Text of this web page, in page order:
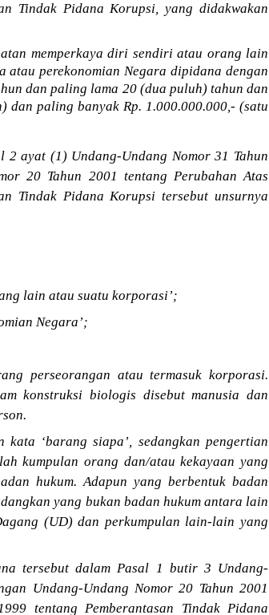
Tindak Pidana Korupsi, yang didakwakan
memperkaya diri sendiri atau orang lain
perekonomian Negara dipidana dengan
dan paling lama 20 (dua puluh) tahun dan
paling banyak Rp. 1.000.000.000,- (satu
2 ayat (1) Undang-Undang Nomor 31 Tahun
20 Tahun 2001 tentang Perubahan Atas
Tindak Pidana Korupsi tersebut unsurnya
lain atau suatu korporasi’;
Negara’;
perseorangan atau termasuk korporasi.
konstruksi biologis disebut manusia dan
kata ‘barang siapa’, sedangkan pengertian
kumpulan orang dan/atau kekayaan yang
hukum. Adapun yang berbentuk badan
yang bukan badan hukum antara lain
(UD) dan perkumpulan lain-lain yang
tersebut dalam Pasal 1 butir 3 Undang-
Undang-Undang Nomor 20 Tahun 2001
tentang Pemberantasan Tindak Pidana